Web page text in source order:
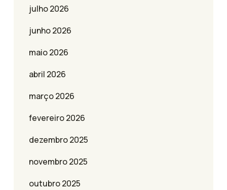
julho 2026
junho 2026
maio 2026
abril 2026
março 2026
fevereiro 2026
dezembro 2025
novembro 2025
outubro 2025